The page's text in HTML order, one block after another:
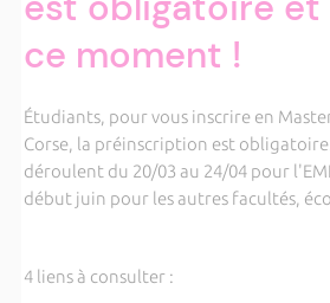
ce moment !
Étudiants, pour vous inscrire en
Corse, la préinscription est
déroulent du 20/03 au 24/04 pour
début juin pour les autres facultés,
4 liens à consulter :